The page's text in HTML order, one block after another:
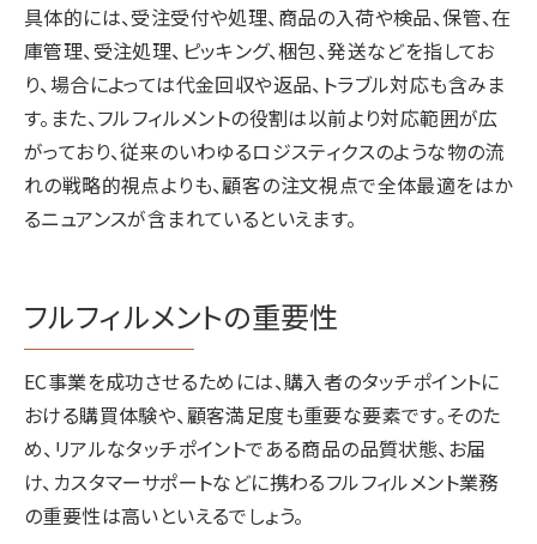
具体的には、受注受付や処理、商品の入荷や検品、保管、在
庫管理、受注処理、ピッキング、梱包、発送などを指してお
り、場合によっては代金回収や返品、トラブル対応も含みま
す。また、フルフィルメントの役割は以前より対応範囲が広
がっており、従来のいわゆるロジスティクスのような物の流
れの戦略的視点よりも、顧客の注文視点で全体最適をはか
るニュアンスが含まれているといえます。
フルフィルメントの重要性
EC事業を成功させるためには、購入者のタッチポイントに
おける購買体験や、顧客満足度も重要な要素です。そのた
め、リアルなタッチポイントである商品の品質状態、お届
け、カスタマーサポートなどに携わるフルフィルメント業務
の重要性は高いといえるでしょう。